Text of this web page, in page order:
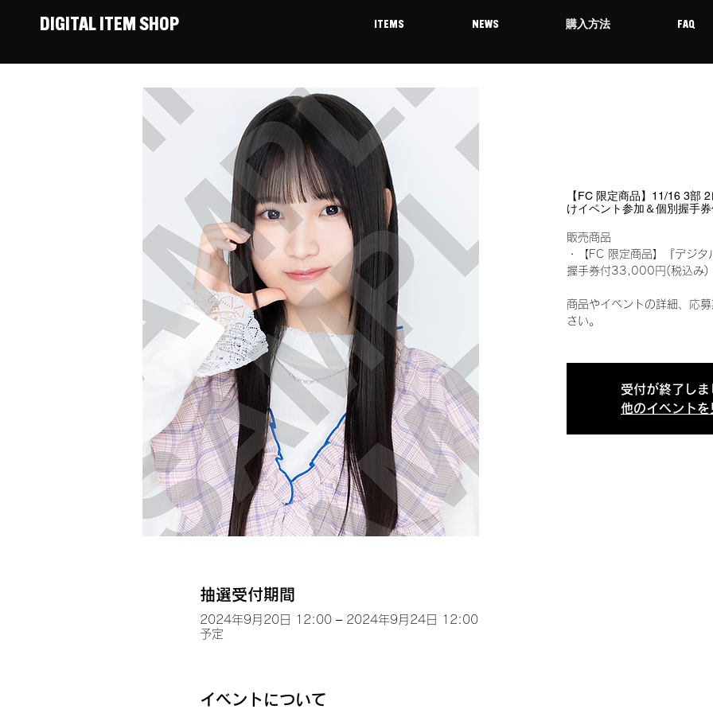
DIGITAL ITEM SHOP ITEMS NEWS 購入方法 FAQ
【FC 限定商品】11/16 3部
けイベント参加＆個別握手
販売商品
・【FC 限定商品】『デジ
握手券付33,000円(税込
商品やイベントの詳細、応
さい。
受付が終了しま
他のイベントを
抽選受付期間
2024年9月20日 12:00 – 2024年9月24日 12:00
予定
イベントについて